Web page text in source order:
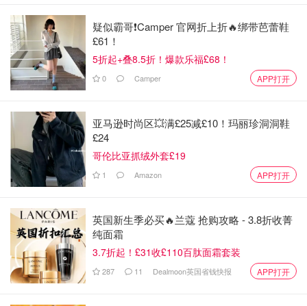
疑似霸哥❗️Camper 官网折上折🔥绑带芭蕾鞋
£61！
5折起+叠8.5折！爆款乐福£68！
0 Camper APP打开
亚马逊时尚区💥满£25减£10！玛丽珍洞洞鞋
£24
哥伦比亚抓绒外套£19
1 Amazon APP打开
英国新生季必买🔥兰蔻 抢购攻略 - 3.8折收菁
纯面霜
3.7折起！£31收£110百肽面霜套装
287 11 Dealmoon英国省钱快报 APP打开